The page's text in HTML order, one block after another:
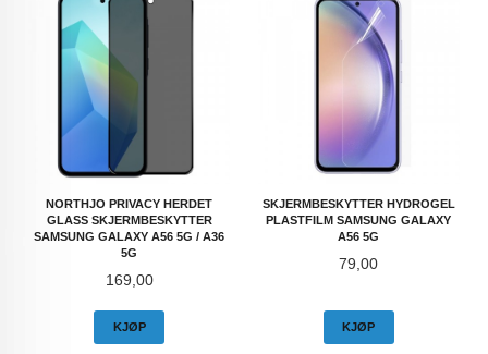
NORTHJO PRIVACY HERDET
GLASS SKJERMBESKYTTER
SAMSUNG GALAXY A56 5G / A36
5G
Pris
169,00
KJØP
SKJERMBESKYTTER HYDROGEL
PLASTFILM SAMSUNG GALAXY
A56 5G
Pris
79,00
KJØP